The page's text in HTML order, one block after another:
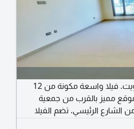
فيلا للإيجار في منطقة السلام، الكويت. فيلا واسعة مكونة من 12
مميز بالقرب من جمعية
من الشارع الرئيسي. تضم الفيلا
واسع، مصعد داخلي، غرف